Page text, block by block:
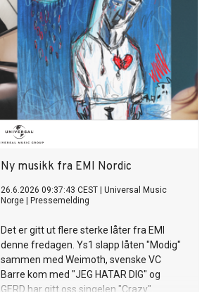
Ny musikk fra EMI Nordic
26.6.2026 09:37:43 CEST
Universal Music
Norge
Pressemelding
Det er gitt ut flere sterke låter fra EMI
denne fredagen. Ys1 slapp låten "Modig"
sammen med Weimoth, svenske VC
Barre kom med "JEG HATAR DIG" og
GERD har gitt oss singelen "Crazy".